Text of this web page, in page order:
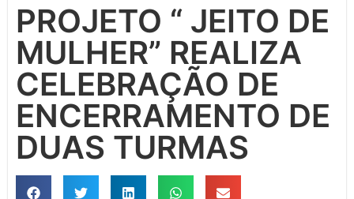
PROJETO “ JEITO DE
MULHER” REALIZA
CELEBRAÇÃO DE
ENCERRAMENTO DE
DUAS TURMAS